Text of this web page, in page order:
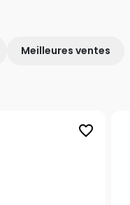
Meilleures ventes
favorite_border